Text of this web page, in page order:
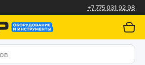
+7 775 031 92 98